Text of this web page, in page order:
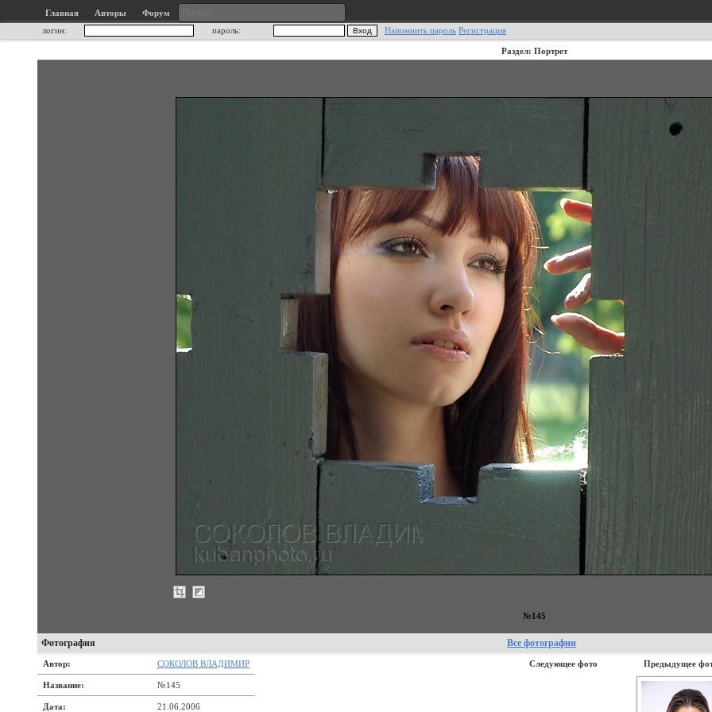
Главная Авторы
Форум
логин:
пароль: Напомнить пароль Регистрация
Раздел: Портрет
№145
Фотография Все фотографии
Автор: СОКОЛОВ ВЛАДИМИР
Название: №145
Дата: 21.06.2006
Следующее фото Предыдущее